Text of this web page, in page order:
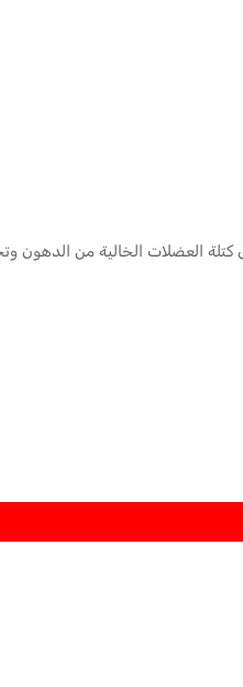
كتلة العضلات الخالية من الدهون